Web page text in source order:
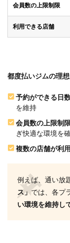
しょ
か？
6.4
しま
か？
6.5
Q5.食
事制
限が
厳し
いで
6.6
Q6.お
酒は
会員数の上限制限
利用できる店舗
都度払いジムの理
予約ができる日
を維持
会員数の上限制
ぎ快適な環境を
複数の店舗が利
例えば、通い放
ス」 では、各プ
い環境を維持し